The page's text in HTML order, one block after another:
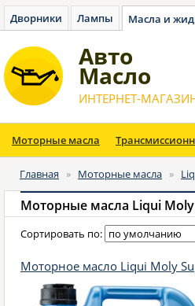
Дворники Лампы Масла и
Авто
Масло
ИНТЕРНЕТ-
Моторные масла
Главная » Моторные масла »
Моторные масла Liqui
Сортировать по:
Моторное масло Liqui Moly